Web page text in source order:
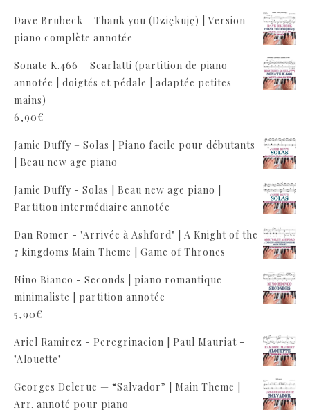
Dave Brubeck - Thank you (Dziękuję) | Version
piano complète annotée
Sonate K.466 – Scarlatti (partition de piano
annotée | doigtés et pédale | adaptée petites
mains)
6,90€
Jamie Duffy – Solas | Piano facile pour débutants
| Beau new age piano
Jamie Duffy - Solas | Beau new age piano |
Partition intermédiaire annotée
Dan Romer - "Arrivée à Ashford" | A Knight of the
7 kingdoms Main Theme | Game of Thrones
Nino Bianco - Seconds | piano romantique
minimaliste | partition annotée
5,90€
Ariel Ramirez - Peregrinacion | Paul Mauriat -
"Alouette"
Georges Delerue — “Salvador” | Main Theme |
Arr. annoté pour piano